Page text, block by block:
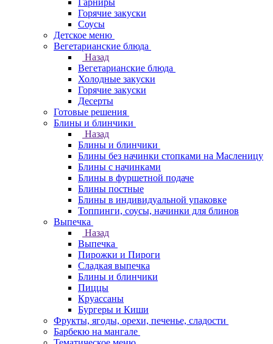
Гарниры
Горячие закуски
Соусы
Детское меню
Вегетарианские блюда
Назад
Вегетарианские блюда
Холодные закуски
Горячие закуски
Десерты
Готовые решения
Блины и блинчики
Назад
Блины и блинчики
Блины без начинки стопками на Масленицу
Блины с начинками
Блины в фуршетной подаче
Блины постные
Блины в индивидуальной упаковке
Топпинги, соусы, начинки для блинов
Выпечка
Назад
Выпечка
Пирожки и Пироги
Сладкая выпечка
Блины и блинчики
Пиццы
Круасcаны
Бургеры и Киши
Фрукты, ягоды, орехи, печенье, сладости
Барбекю на мангале